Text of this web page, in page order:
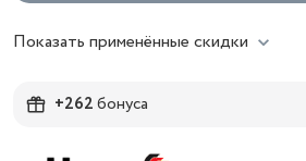
Показать применённые скидки
+262бонуса